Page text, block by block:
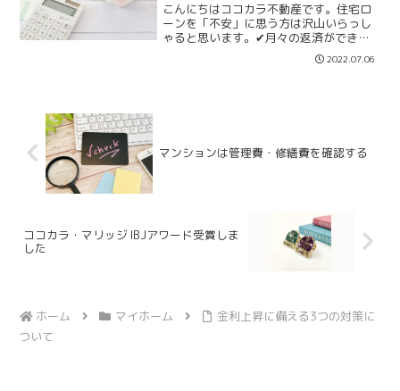
こんにちはココカラ不動産です。住宅ロ
ーンを「不安」に思う方は沢山いらっし
ゃると思います。✔月々の返済ができる
かな？✔35年返済で老後大丈夫かな？✔
収入が下がらないかな？など不安に思う
2022.07.06
マンションは管理費・修繕費を確認する
ココカラ・マリッジ IBJアワード受賞しま
した
ホーム マイホーム
金利上昇に備える3つの対策に
ついて